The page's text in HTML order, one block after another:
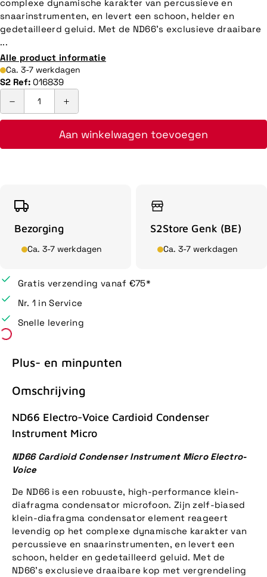
complexe dynamische karakter van percussieve en
snaarinstrumenten, en levert een schoon, helder en
gedetailleerd geluid. Met de ND66's exclusieve draaibare
...
Alle product informatie
Ca. 3-7 werkdagen
S2 Ref: 016839
Aan winkelwagen toevoegen
Bezorging
Ca. 3-7 werkdagen
S2Store Genk (BE)
Ca. 3-7 werkdagen
Gratis verzending vanaf €75*
Nr. 1 in Service
Snelle levering
Plus- en minpunten
Omschrijving
ND66 Electro-Voice Cardioid Condenser
Instrument Micro
ND66 Cardioid Condenser Instrument Micro Electro-
Voice
De ND66 is een robuuste, high-performance klein-
diafragma condensator microfoon. Zijn zelf-biased
klein-diafragma condensator element reageert
levendig op het complexe dynamische karakter van
percussieve en snaarinstrumenten, en levert een
schoon, helder en gedetailleerd geluid. Met de
ND66's exclusieve draaibare kop met vergrendeling